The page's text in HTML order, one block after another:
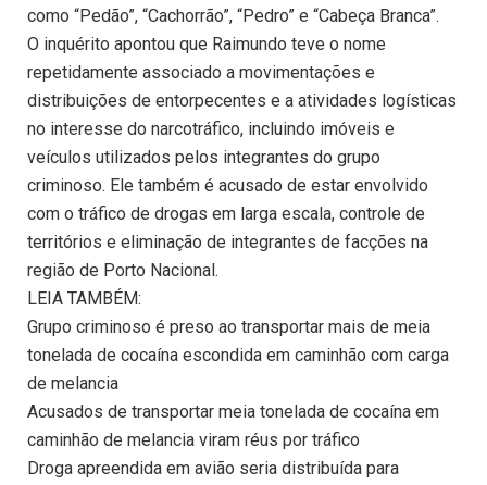
como “Pedão”, “Cachorrão”, “Pedro” e “Cabeça Branca”.
O inquérito apontou que Raimundo teve o nome
repetidamente associado a movimentações e
distribuições de entorpecentes e a atividades logísticas
no interesse do narcotráfico, incluindo imóveis e
veículos utilizados pelos integrantes do grupo
criminoso. Ele também é acusado de estar envolvido
com o tráfico de drogas em larga escala, controle de
territórios e eliminação de integrantes de facções na
região de Porto Nacional.
LEIA TAMBÉM:
Grupo criminoso é preso ao transportar mais de meia
tonelada de cocaína escondida em caminhão com carga
de melancia
Acusados de transportar meia tonelada de cocaína em
caminhão de melancia viram réus por tráfico
Droga apreendida em avião seria distribuída para